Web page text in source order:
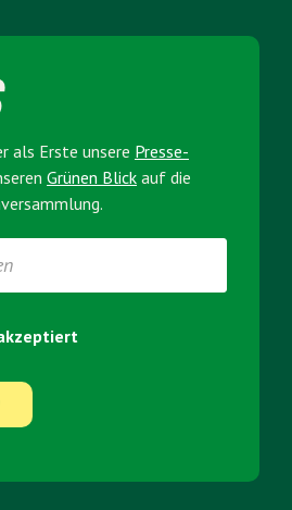
als Erste unsere Presse­
Grünen Blick auf die